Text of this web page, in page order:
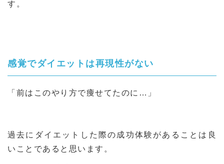
す。
感覚でダイエットは再現性がない
「前はこのやり方で痩せてたのに…」
過去にダイエットした際の成功体験があることは良
いことであると思います。